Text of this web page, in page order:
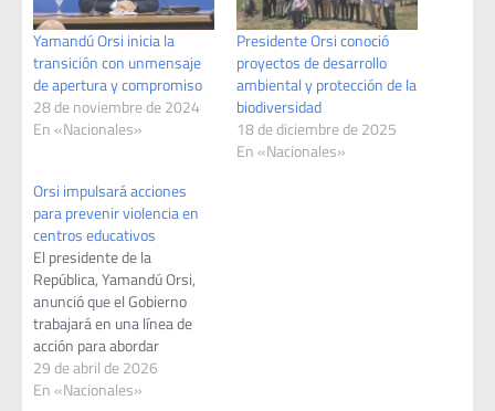
Yamandú Orsi inicia la
transición con unmensaje
de apertura y compromiso
28 de noviembre de 2024
En «Nacionales»
Presidente Orsi conoció
proyectos de desarrollo
ambiental y protección de la
biodiversidad
18 de diciembre de 2025
En «Nacionales»
Orsi impulsará acciones
para prevenir violencia en
centros educativos
El presidente de la
República, Yamandú Orsi,
anunció que el Gobierno
trabajará en una línea de
acción para abordar
situaciones de violencia y
amenazas en centros
29 de abril de 2026
En «Nacionales»